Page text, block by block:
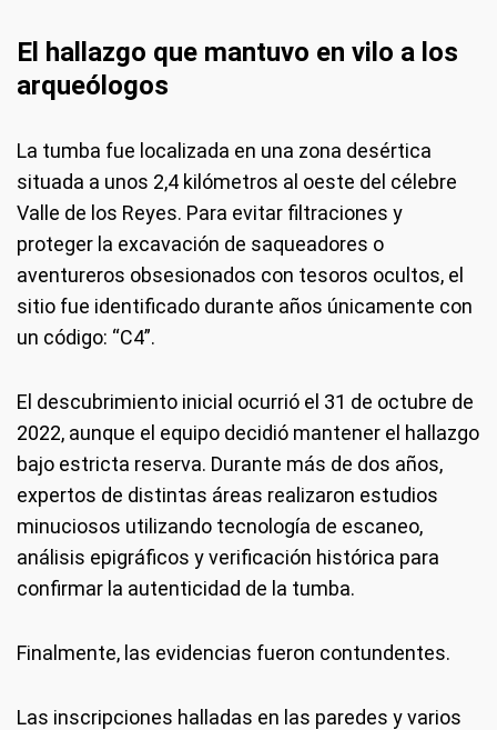
El hallazgo que mantuvo en vilo a los
arqueólogos
La tumba fue localizada en una zona desértica
situada a unos 2,4 kilómetros al oeste del célebre
Valle de los Reyes. Para evitar filtraciones y
proteger la excavación de saqueadores o
aventureros obsesionados con tesoros ocultos, el
sitio fue identificado durante años únicamente con
un código: “C4”.
El descubrimiento inicial ocurrió el 31 de octubre de
2022, aunque el equipo decidió mantener el hallazgo
bajo estricta reserva. Durante más de dos años,
expertos de distintas áreas realizaron estudios
minuciosos utilizando tecnología de escaneo,
análisis epigráficos y verificación histórica para
confirmar la autenticidad de la tumba.
Finalmente, las evidencias fueron contundentes.
Las inscripciones halladas en las paredes y varios